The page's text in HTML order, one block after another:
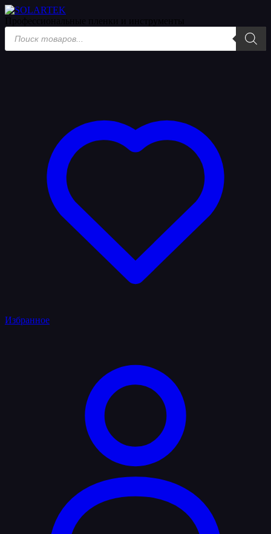
Поиск
товаров
Избранное